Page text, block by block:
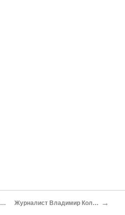
Академик Федор Зырянов На гребне житейской волны Журналист Владимир Колесник Они были первыми →